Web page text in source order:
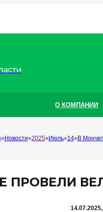
О КОМПАНИИ
Новости 2025 Июль 14 В
ПРОВЕЛИ